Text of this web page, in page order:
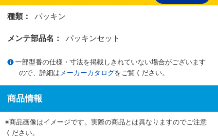
種類： パッキン
メンテ部品名： パッキンセット
一部型番の仕様・寸法を掲載しきれていない場合がございます
ので、詳細は メーカーカタログをご覧ください。
商品情報
※商品画像はイメージです。実際の商品とは異なりますのでご注意
ください。